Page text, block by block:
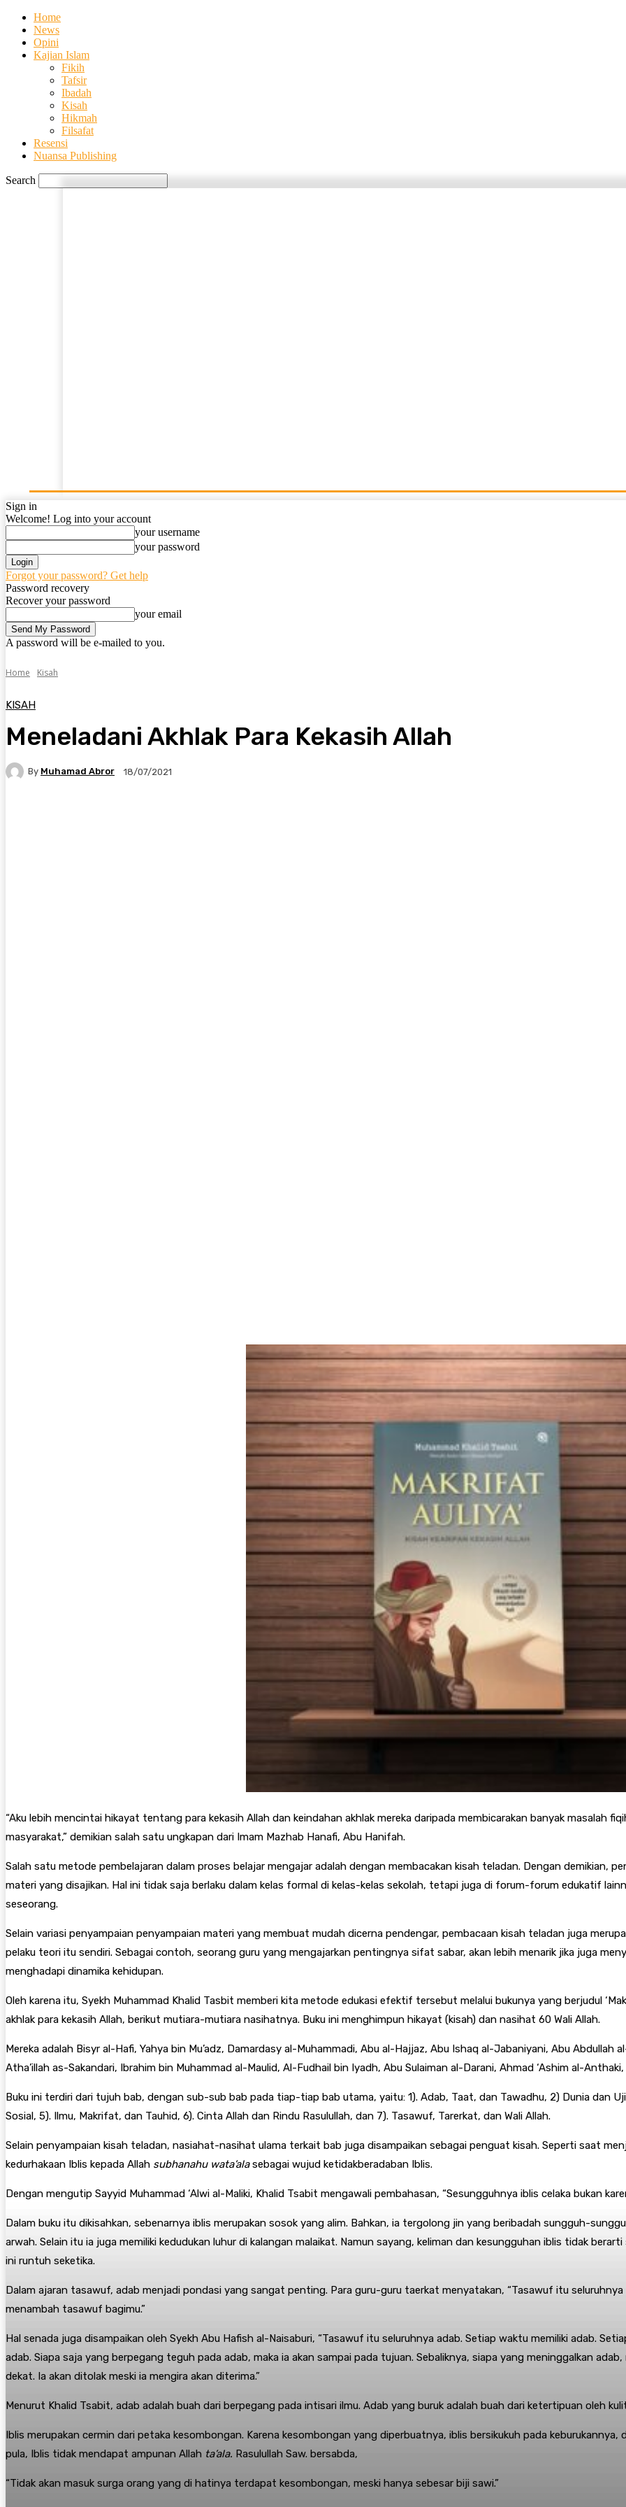
Home
News
Opini
Kajian Islam
Fikih
Tafsir
Ibadah
Kisah
Hikmah
Filsafat
Resensi
Nuansa Publishing
Search
Sign in
Welcome! Log into your account
your username
your password
Forgot your password? Get help
Password recovery
Recover your password
your email
A password will be e-mailed to you.
Home Kisah
KISAH
Meneladani Akhlak Para Kekasih Allah
By Muhamad Abror 18/07/2021
“Aku lebih mencintai hikayat tentang para kekasih Allah dan keindahan akhlak mereka daripada membicarakan banyak masalah
masyarakat,” demikian salah satu ungkapan dari Imam Mazhab Hanafi, Abu Hanifah.
Salah satu metode pembelajaran dalam proses belajar mengajar adalah dengan membacakan kisah teladan. Dengan demikian,
materi yang disajikan. Hal ini tidak saja berlaku dalam kelas formal di kelas-kelas sekolah, tetapi juga di forum-forum edukatif
seseorang.
Selain variasi penyampaian penyampaian materi yang membuat mudah dicerna pendengar, pembacaan kisah teladan juga
pelaku teori itu sendiri. Sebagai contoh, seorang guru yang mengajarkan pentingnya sifat sabar, akan lebih menarik jika juga
menghadapi dinamika kehidupan.
Oleh karena itu, Syekh Muhammad Khalid Tasbit memberi kita metode edukasi efektif tersebut melalui bukunya yang berjudul
akhlak para kekasih Allah, berikut mutiara-mutiara nasihatnya. Buku ini menghimpun hikayat (kisah) dan nasihat 60 Wali Allah.
Mereka adalah Bisyr al-Hafi, Yahya bin Mu’adz, Damardasy al-Muhammadi, Abu al-Hajjaz, Abu Ishaq al-Jabaniyani, Abu Abdullah
Atha’illah as-Sakandari, Ibrahim bin Muhammad al-Maulid, Al-Fudhail bin Iyadh, Abu Sulaiman al-Darani, Ahmad ‘Ashim al-
Buku ini terdiri dari tujuh bab, dengan sub-sub bab pada tiap-tiap bab utama, yaitu: 1). Adab, Taat, dan Tawadhu, 2) Dunia dan
Sosial, 5). Ilmu, Makrifat, dan Tauhid, 6). Cinta Allah dan Rindu Rasulullah, dan 7). Tasawuf, Tarerkat, dan Wali Allah.
Selain penyampaian kisah teladan, nasiahat-nasihat ulama terkait bab juga disampaikan sebagai penguat kisah. Seperti saat
kedurhakaan Iblis kepada Allah subhanahu wata’alasebagai wujud ketidakberadaban Iblis.
Dengan mengutip Sayyid Muhammad ‘Alwi al-Maliki, Khalid Tsabit mengawali pembahasan, “Sesungguhnya iblis celaka bukan
Dalam buku itu dikisahkan, sebenarnya iblis merupakan sosok yang alim. Bahkan, ia tergolong jin yang beribadah sungguh-
arwah. Selain itu ia juga memiliki kedudukan luhur di kalangan malaikat. Namun sayang, keliman dan kesungguhan iblis tidak
ini runtuh seketika.
Dalam ajaran tasawuf, adab menjadi pondasi yang sangat penting. Para guru-guru taerkat menyatakan, “Tasawuf itu seluruhnya
menambah tasawuf bagimu.”
Hal senada juga disampaikan oleh Syekh Abu Hafish al-Naisaburi, “Tasawuf itu seluruhnya adab. Setiap waktu memiliki adab.
adab. Siapa saja yang berpegang teguh pada adab, maka ia akan sampai pada tujuan. Sebaliknya, siapa yang meninggalkan
dekat. Ia akan ditolak meski ia mengira akan diterima.”
Menurut Khalid Tsabit, adab adalah buah dari berpegang pada intisari ilmu. Adab yang buruk adalah buah dari ketertipuan oleh
Iblis merupakan cermin dari petaka kesombongan. Karena kesombongan yang diperbuatnya, iblis bersikukuh pada
pula, Iblis tidak mendapat ampunan Allah ta’ala. Rasulullah Saw. bersabda,
“Tidak akan masuk surga orang yang di hatinya terdapat kesombongan, meski hanya sebesar biji sawi.”